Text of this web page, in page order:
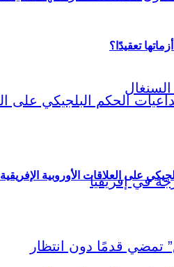
على العلاقات الأوروبية الإفريقية
تعقيدًا؟